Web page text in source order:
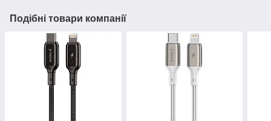
Подібні товари компанії